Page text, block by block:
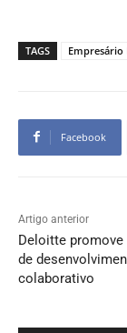
TAGS Empresário
Facebook
Artigo anterior
Deloitte
de
colaborativo